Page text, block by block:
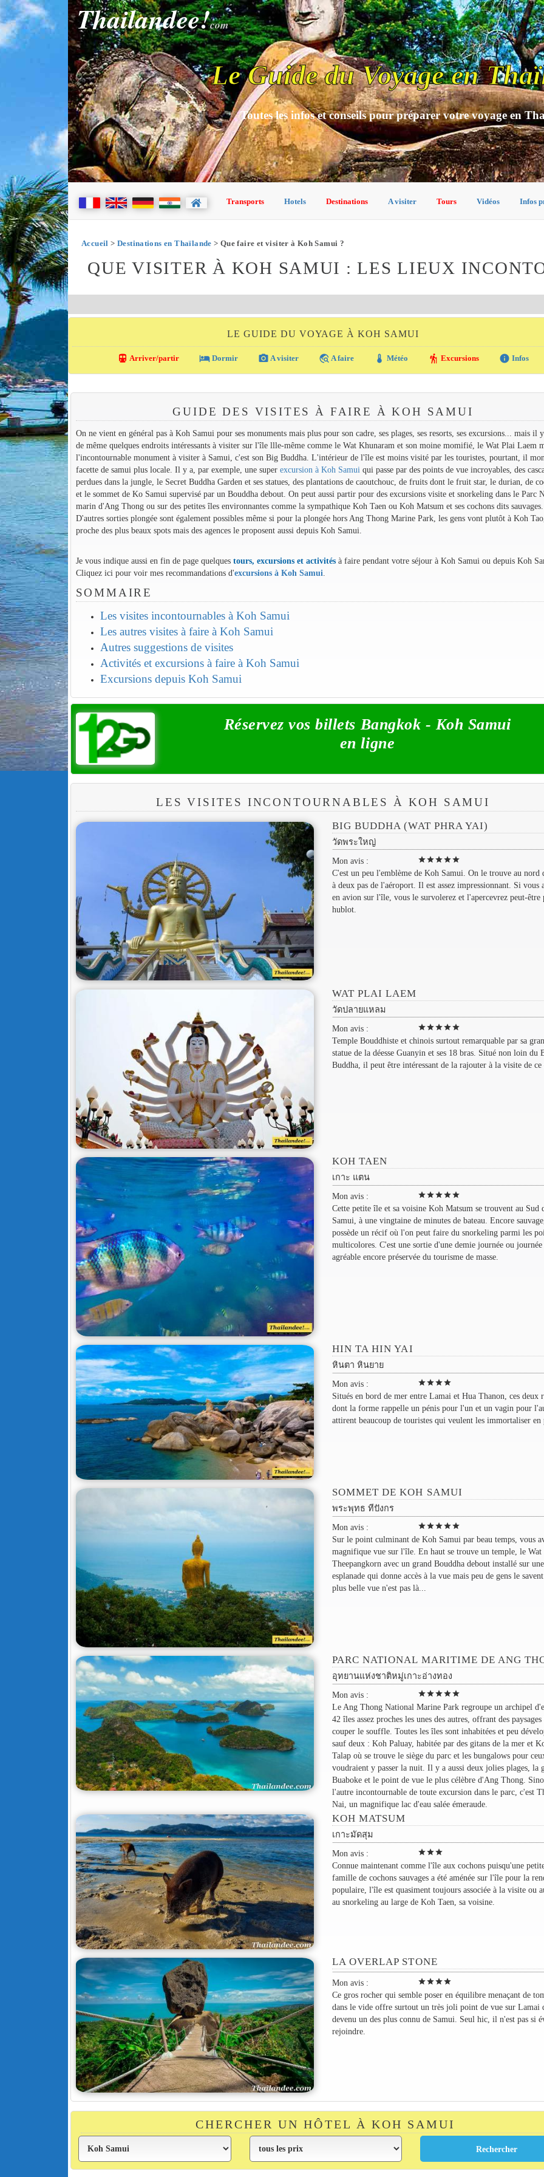
Thailandee!com
Le Guide du Voyage en
Toutes les infos et conseils pour préparer votre voyage en
Transports Hotels Destinations A visiter Tours Vidéos Infos
Accueil > Destinations en Thaïlande > Que faire et visiter à Koh Samui ?
QUE VISITER À KOH SAMUI : LES LIEUX
LE GUIDE DU VOYAGE À KOH SAMUI
directions_transit Arriver/partir local_hotel Dormir photo_camera A visiter travel_explore A faire thermostat Météo hiking Excursions info Infos
GUIDE DES VISITES À FAIRE À KOH SAMUI
On ne vient en général pas à Koh Samui pour ses monuments mais plus pour son cadre, ses plages, ses resorts, ses excursions... mais il
de même quelques endroits intéressants à visiter sur l'île llle-même comme le Wat Khunaram et son moine momifié, le Wat Plai Laem
l'incontournable monument à visiter à Samui, c'est son Big Buddha. L'intérieur de l'île est moins visité par les touristes, pourtant, il
facette de samui plus locale. Il y a, par exemple, une super excursion à Koh Samui qui passe par des points de vue incroyables, des
perdues dans la jungle, le Secret Buddha Garden et ses statues, des plantations de caoutchouc, de fruits dont le fruit star, le durian, de
et le sommet de Ko Samui supervisé par un Bouddha debout. On peut aussi partir pour des excursions visite et snorkeling dans le Parc
marin d'Ang Thong ou sur des petites îles environnantes comme la sympathique Koh Taen ou Koh Matsum et ses cochons dits sauvages.
D'autres sorties plongée sont également possibles même si pour la plongée hors Ang Thong Marine Park, les gens vont plutôt à Koh
proche des plus beaux spots mais des agences le proposent aussi depuis Koh Samui.
Je vous indique aussi en fin de page quelques tours, excursions et activitésà faire pendant votre séjour à Koh Samui ou depuis Koh
Cliquez ici pour voir mes recommandations d'excursions à Koh Samui
SOMMAIRE
Les visites incontournables à Koh Samui
Les autres visites à faire à Koh Samui
Autres suggestions de visites
Activités et excursions à faire à Koh Samui
Excursions depuis Koh Samui
Réservez vos billets Bangkok - Koh Samui
en ligne
LES VISITES INCONTOURNABLES À KOH SAMUI
BIG BUDDHA (WAT PHRA YAI)
วัดพระใหญ่
Mon avis :
starstarstarstarstar
C'est un peu l'emblème de Koh Samui. On le trouve au nord
à deux pas de l'aéroport. Il est assez impressionnant. Si vous
en avion sur l'île, vous le survolerez et l'apercevrez peut-être
hublot.
WAT PLAI LAEM
วัดปลายแหลม
Mon avis :
starstarstarstarstar
Temple Bouddhiste et chinois surtout remarquable par sa
statue de la déesse Guanyin et ses 18 bras. Situé non loin du
Buddha, il peut être intéressant de la rajouter à la visite de ce
KOH TAEN
เกาะ แตน
Mon avis :
starstarstarstarstar
Cette petite île et sa voisine Koh Matsum se trouvent au Sud
Samui, à une vingtaine de minutes de bateau. Encore
possède un récif où l'on peut faire du snorkeling parmi les
multicolores. C'est une sortie d'une demie journée ou journée
agréable encore préservée du tourisme de masse.
HIN TA HIN YAI
หินตา หินยาย
Mon avis :
starstarstarstar
Situés en bord de mer entre Lamai et Hua Thanon, ces deux
dont la forme rappelle un pénis pour l'un et un vagin pour
attirent beaucoup de touristes qui veulent les immortaliser en
SOMMET DE KOH SAMUI
พระพุทธ ทีปังกร
Mon avis :
starstarstarstarstar
Sur le point culminant de Koh Samui par beau temps, vous
magnifique vue sur l'île. En haut se trouve un temple, le Wat
Theepangkorn avec un grand Bouddha debout installé sur
esplanade qui donne accès à la vue mais peu de gens le
plus belle vue n'est pas là...
PARC NATIONAL MARITIME DE ANG
อุทยานแห่งชาติหมู่เกาะอ่างทอง
Mon avis :
starstarstarstarstar
Le Ang Thong National Marine Park regroupe un archipel
42 îles assez proches les unes des autres, offrant des paysages
couper le souffle. Toutes les îles sont inhabitées et peu
sauf deux : Koh Paluay, habitée par des gitans de la mer et
Talap où se trouve le siège du parc et les bungalows pour
voudraient y passer la nuit. Il y a aussi deux jolies plages, la
Buaboke et le point de vue le plus célèbre d'Ang Thong.
l'autre incontournable de toute excursion dans le parc, c'est
Nai, un magnifique lac d'eau salée émeraude.
KOH MATSUM
เกาะมัดสุม
Mon avis :
starstarstar
Connue maintenant comme l'île aux cochons puisqu'une
famille de cochons sauvages a été aménée sur l'île pour la
populaire, l'île est quasiment toujours associée à la visite ou
au snorkeling au large de Koh Taen, sa voisine.
LA OVERLAP STONE
Mon avis : starstarstarstar
Ce gros rocher qui semble poser en équilibre menaçant de
dans le vide offre surtout un très joli point de vue sur Lamai
devenu un des plus connu de Samui. Seul hic, il n'est pas si
rejoindre.
CHERCHER UN HÔTEL À KOH SAMUI